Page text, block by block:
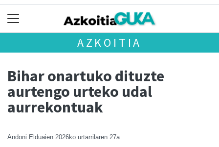
AZKOITIA
Bihar onartuko dituzte
aurtengo urteko udal
aurrekontuak
Andoni Elduaien 2026ko urtarrilaren 27a